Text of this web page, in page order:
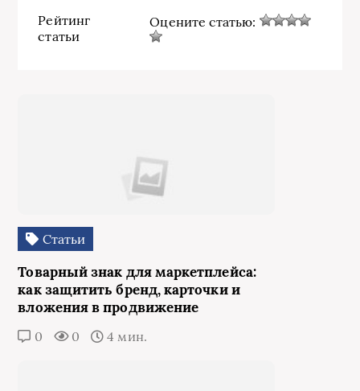
Рейтинг
статьи
Оцените статью:
Статьи
Товарный знак для маркетплейса:
как защитить бренд, карточки и
вложения в продвижение
0 0 4 мин.